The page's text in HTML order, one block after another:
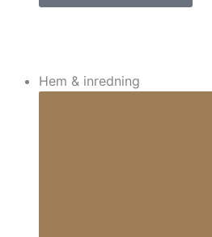
Hem & inredning